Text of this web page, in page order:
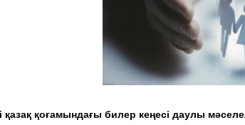
қазақ қоғамындағы билер кеңесі даулы